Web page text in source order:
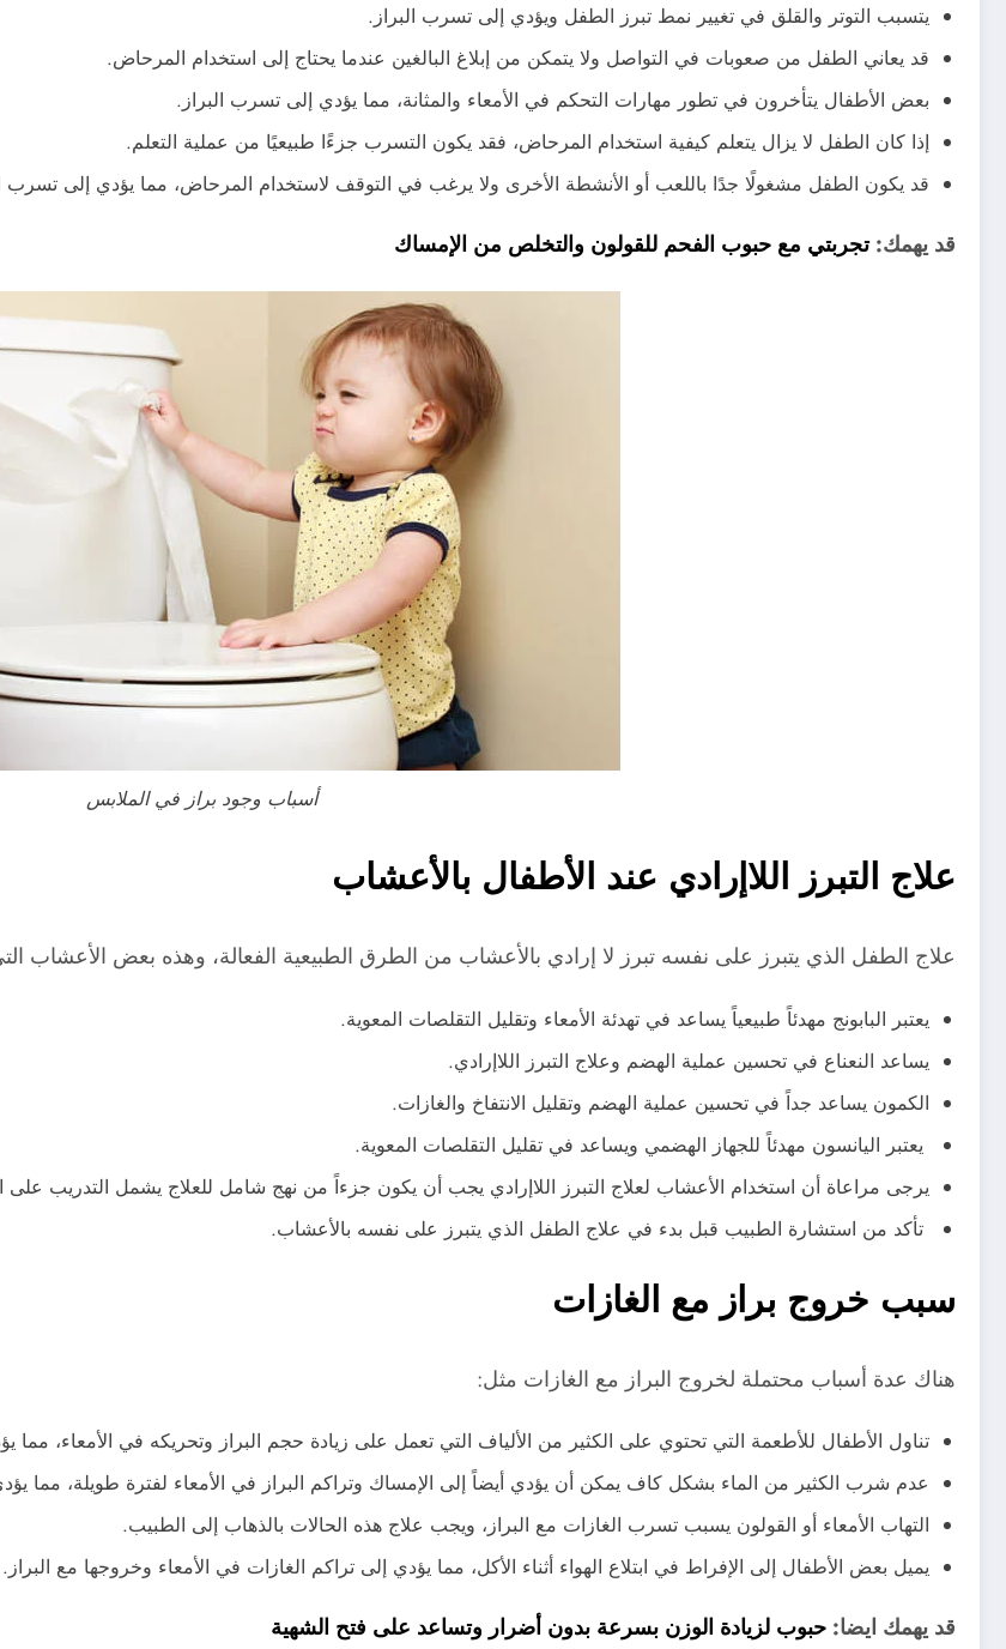
يتسبب التوتر والقلق في تغيير نمط تبرز الطفل ويؤدي إلى تسرب البراز.
قد يعاني الطفل من صعوبات في التواصل ولا يتمكن من إبلاغ البالغين عندما يحتاج إلى استخدام المرحاض.
بعض الأطفال يتأخرون في تطور مهارات التحكم في الأمعاء والمثانة، مما يؤدي إلى تسرب البراز.
إذا كان الطفل لا يزال يتعلم كيفية استخدام المرحاض، فقد يكون التسرب جزءًا طبيعيًا من عملية التعلم.
قد يكون الطفل مشغولًا جدًا باللعب أو الأنشطة الأخرى ولا يرغب في التوقف لاستخدام المرحاض، مما يؤدي إلى تسرب
قد يهمك:تجربتي مع حبوب الفحم للقولون والتخلص من الإمساك
أسباب وجود براز في الملابس
علاج التبرز اللاإرادي عند الأطفال بالأعشاب
علاج الطفل الذي يتبرز على نفسه تبرز لا إرادي بالأعشاب من الطرق الطبيعية الفعالة، وهذه بعض الأعشاب
يعتبر البابونج مهدئاً طبيعياً يساعد في تهدئة الأمعاء وتقليل التقلصات المعوية.
يساعد النعناع في تحسين عملية الهضم وعلاج التبرز اللاإرادي.
الكمون يساعد جداً في تحسين عملية الهضم وتقليل الانتفاخ والغازات.
يعتبر اليانسون مهدئاً للجهاز الهضمي ويساعد في تقليل التقلصات المعوية.
يرجى مراعاة أن استخدام الأعشاب لعلاج التبرز اللاإرادي يجب أن يكون جزءاً من نهج شامل للعلاج يشمل التدريب على
تأكد من استشارة الطبيب قبل بدء في علاج الطفل الذي يتبرز على نفسه بالأعشاب.
سبب خروج براز مع الغازات
هناك عدة أسباب محتملة لخروج البراز مع الغازات مثل:
تناول الأطفال للأطعمة التي تحتوي على الكثير من الألياف التي تعمل على زيادة حجم البراز وتحريكه في الأمعاء، مما
عدم شرب الكثير من الماء بشكل كاف يمكن أن يؤدي أيضاً إلى الإمساك وتراكم البراز في الأمعاء لفترة طويلة، مما
التهاب الأمعاء أو القولون يسبب تسرب الغازات مع البراز، ويجب علاج هذه الحالات بالذهاب إلى الطبيب.
يميل بعض الأطفال إلى الإفراط في ابتلاع الهواء أثناء الأكل، مما يؤدي إلى تراكم الغازات في الأمعاء وخروجها مع البراز.
قد يهمك ايضا: حبوب لزيادة الوزن بسرعة بدون أضرار وتساعد على فتح الشهية